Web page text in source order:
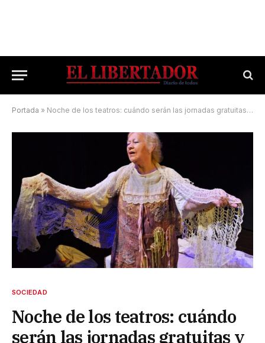
Portada » Noche de los teatros: cuándo serán las jornadas gratuitas y que obra se podrá ver
SOCIEDAD
Noche de los teatros: cuándo
serán las jornadas gratuitas y